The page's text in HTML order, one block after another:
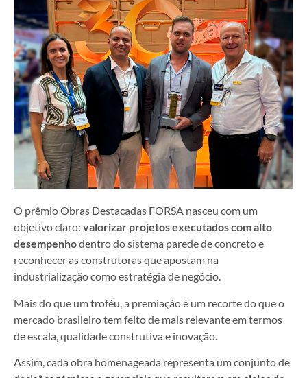
O prêmio Obras Destacadas FORSA nasceu com um
objetivo claro: valorizar projetos executados com alto
desempenhodentro do sistema parede de concreto e
reconhecer as construtoras que apostam na
industrialização como estratégia de negócio.
Mais do que um troféu, a premiação é um recorte do que o
mercado brasileiro tem feito de mais relevante em termos
de escala, qualidade construtiva e inovação.
Assim, cada obra homenageada representa um conjunto de